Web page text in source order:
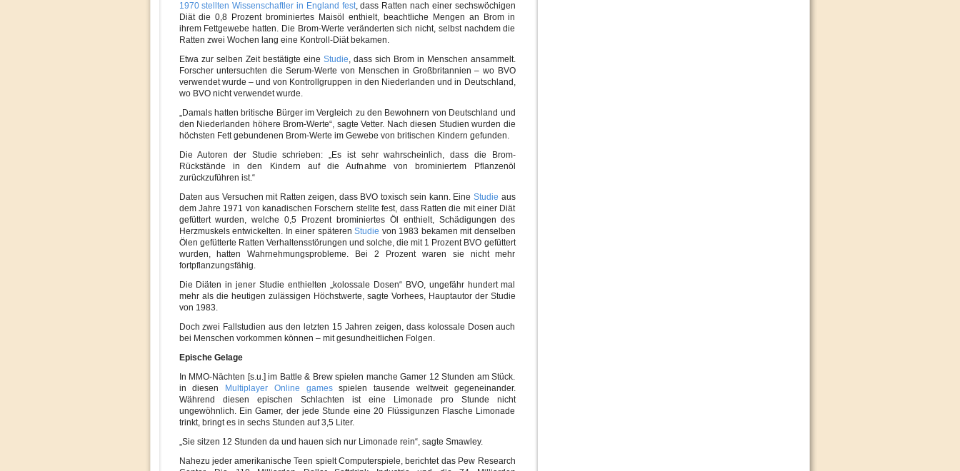
1970 stellten Wissenschaftler in England fest, dass Ratten nach einer sechswöchigen
Diät die 0,8 Prozent brominiertes Maisöl enthielt, beachtliche Mengen an Brom in
ihrem Fettgewebe hatten. Die Brom-Werte veränderten sich nicht, selbst nachdem die
Ratten zwei Wochen lang eine Kontroll-Diät bekamen.
Etwa zur selben Zeit bestätigte eine Studie, dass sich Brom in Menschen ansammelt.
Forscher untersuchten die Serum-Werte von Menschen in Großbritannien – wo BVO
verwendet wurde – und von Kontrollgruppen in den Niederlanden und in Deutschland,
wo BVO nicht verwendet wurde.
„Damals hatten britische Bürger im Vergleich zu den Bewohnern von Deutschland und
den Niederlanden höhere Brom-Werte“, sagte Vetter. Nach diesen Studien wurden die
höchsten Fett gebundenen Brom-Werte im Gewebe von britischen Kindern gefunden.
Die Autoren der Studie schrieben: „Es ist sehr wahrscheinlich, dass die Brom-
Rückstände in den Kindern auf die Aufnahme von brominiertem Pflanzenöl
zurückzuführen ist.“
Daten aus Versuchen mit Ratten zeigen, dass BVO toxisch sein kann. Eine Studie aus
dem Jahre 1971 von kanadischen Forschern stellte fest, dass Ratten die mit einer Diät
gefüttert wurden, welche 0,5 Prozent brominiertes Öl enthielt, Schädigungen des
Herzmuskels entwickelten. In einer späteren Studie von 1983 bekamen mit denselben
Ölen gefütterte Ratten Verhaltensstörungen und solche, die mit 1 Prozent BVO gefüttert
wurden, hatten Wahrnehmungsprobleme. Bei 2 Prozent waren sie nicht mehr
fortpflanzungsfähig.
Die Diäten in jener Studie enthielten „kolossale Dosen“ BVO, ungefähr hundert mal
mehr als die heutigen zulässigen Höchstwerte, sagte Vorhees, Hauptautor der Studie
von 1983.
Doch zwei Fallstudien aus den letzten 15 Jahren zeigen, dass kolossale Dosen auch
bei Menschen vorkommen können – mit gesundheitlichen Folgen.
Epische Gelage
In MMO-Nächten [s.u.] im Battle & Brew spielen manche Gamer 12 Stunden am Stück.
in diesen
Multiplayer Online gamesspielen tausende weltweit gegeneinander.
Während diesen epischen Schlachten ist eine Limonade pro Stunde nicht
ungewöhnlich. Ein Gamer, der jede Stunde eine 20 Flüssigunzen Flasche Limonade
trinkt, bringt es in sechs Stunden auf 3,5 Liter.
„Sie sitzen 12 Stunden da und hauen sich nur Limonade rein“, sagte Smawley.
Nahezu jeder amerikanische Teen spielt Computerspiele, berichtet das Pew Research